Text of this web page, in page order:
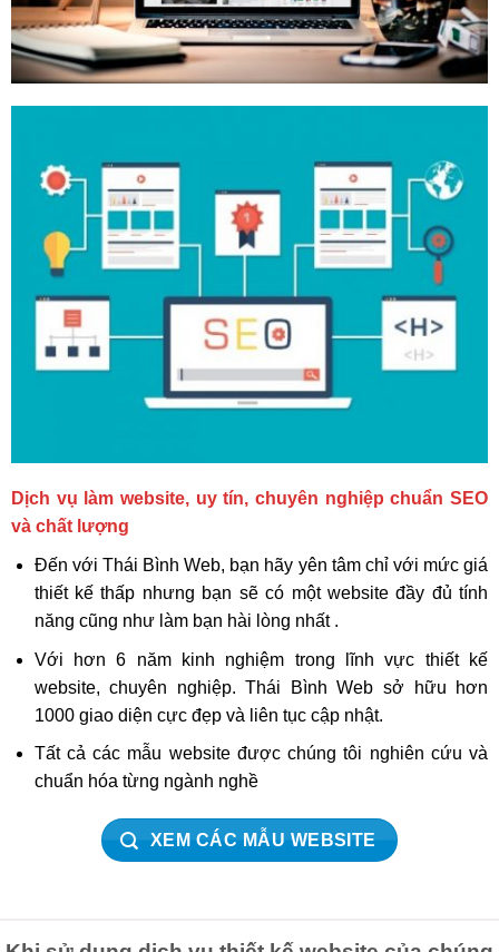
Dịch vụ làm website, uy tín, chuyên nghiệp chuẩn SEO
và chất lượng
Đến với Thái Bình Web, bạn hãy yên tâm chỉ với mức giá
thiết kế thấp nhưng bạn sẽ có một website đầy đủ tính
năng cũng như làm bạn hài lòng nhất .
Với hơn 6 năm kinh nghiệm trong lĩnh vực thiết kế
website, chuyên nghiệp. Thái Bình Web sở hữu hơn
1000 giao diện cực đẹp và liên tục cập nhật.
Tất cả các mẫu website được chúng tôi nghiên cứu và
chuẩn hóa từng ngành nghề
XEM CÁC MẪU WEBSITE